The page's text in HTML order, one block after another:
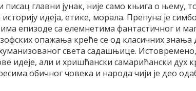
писац главни јунак, није само књига о њему,
идеја, етике, морала. Препуна је
епизоде са елемнетима фантастичног и
опажања креће се од класичних знања
света садашњице. Истовремено,
идеје, али и хришћански самарићански дух
обичног човека и народа чији је део